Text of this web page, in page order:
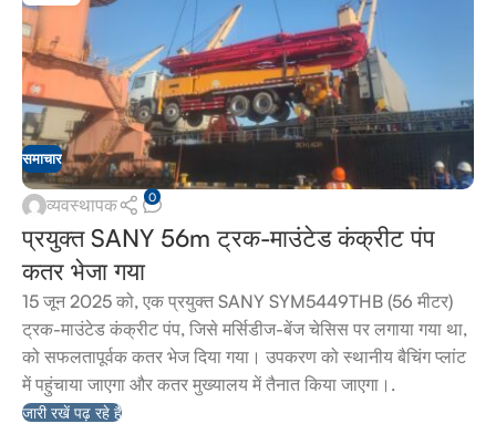
समाचार
व्यवस्थापक 0
प्रयुक्त SANY 56m ट्रक-माउंटेड कंक्रीट पंप
कतर भेजा गया
15 जून 2025 को, एक प्रयुक्त SANY SYM5449THB (56 मीटर)
ट्रक-माउंटेड कंक्रीट पंप, जिसे मर्सिडीज-बेंज चेसिस पर लगाया गया था,
को सफलतापूर्वक कतर भेज दिया गया। उपकरण को स्थानीय बैचिंग प्लांट
में पहुंचाया जाएगा और कतर मुख्यालय में तैनात किया जाएगा।.
जारी रखें पढ़ रहे हैं